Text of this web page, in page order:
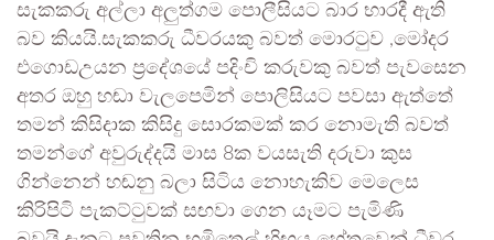
සැකකරු අල්ලා අලුත්ගම පොලීසියට බාර භාරදී ඇති
බව කියයි.සැකකරු ධීවරයකු බවත් මොරටුව ,මෝදර
එගොඩඋයන ප්‍රදේශයේ පදිංචි කරුවකු බවත් පැවසෙන
අතර ඔහු හඬා වැලපෙමින් පොලිසියට පවසා ඇත්තේ
තමන් කිසිදාක කිසිදු සොරකමක් කර නොමැති බවත්
තමන්ගේ අවුරුද්දයි මාස 8ක වයසැති දරුවා කුස
ගින්නෙන් හඬනු බලා සිටිය නොහැකිව මෙලෙස
කිරිපිටි පැකට්ටුවක් සඟවා ගෙන යෑමට පැමිණි